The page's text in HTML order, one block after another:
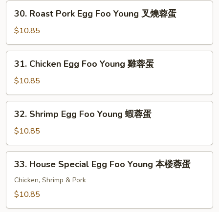
30.
Roast
Pork
Egg
Foo
Young
蓉
30. Roast Pork Egg Foo Young 叉燒蓉蛋
$10.85
31.
Chicken
Egg
Foo
Young
31. Chicken Egg Foo Young 雞蓉蛋
$10.85
32.
Shrimp
Egg
Foo
Young
32. Shrimp Egg Foo Young 蝦蓉蛋
$10.85
33.
House
Special
Egg
33. House Special Egg Foo Young 本楼蓉蛋
Chicken, Shrimp & Pork
$10.85